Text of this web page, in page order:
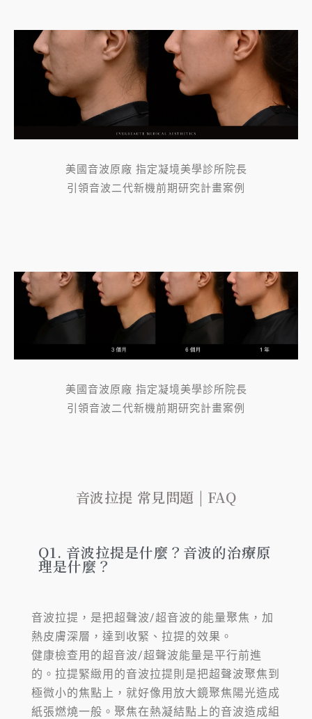
美國音波原廠 指定凝境美學診所院長
引領音波二代新機前期研究計畫案例
美國音波原廠 指定凝境美學診所院長
引領音波二代新機前期研究計畫案例
音波拉提 常見問題 | FAQ
Q1. 音波拉提是什麼？音波的治療原
理是什麼？
音波拉提，是把超聲波/超音波的能量聚焦，加
熱皮膚深層，達到收緊、拉提的效果。
健康檢查用的超音波/超聲波能量是平行前進
的。拉提緊緻用的音波拉提則是把超聲波聚焦到
極微小的焦點上，就好像用放大鏡聚焦陽光造成
紙張燃燒一般。聚焦在熱凝結點上的音波造成組